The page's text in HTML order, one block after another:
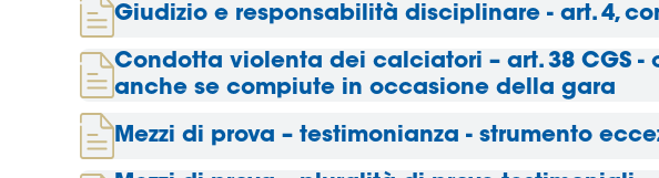
Contatti
Giudizio e responsabilità disciplinare - art. 4,
Condotta violenta dei calciatori – art. 38 CGS -
anche se compiute in occasione della gara
Mezzi di prova – testimonianza - strumento